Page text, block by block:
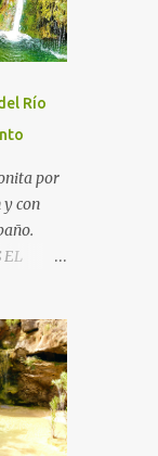
ni
en
Río
por
y con
EL